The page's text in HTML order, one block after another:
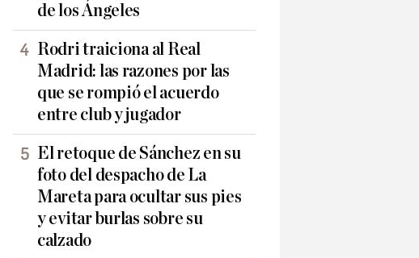
de los Ángeles
Rodri traiciona al Real
Madrid: las razones por las
que se rompió el acuerdo
entre club y jugador
El retoque de Sánchez en su
foto del despacho de La
Mareta para ocultar sus pies
y evitar burlas sobre su
calzado